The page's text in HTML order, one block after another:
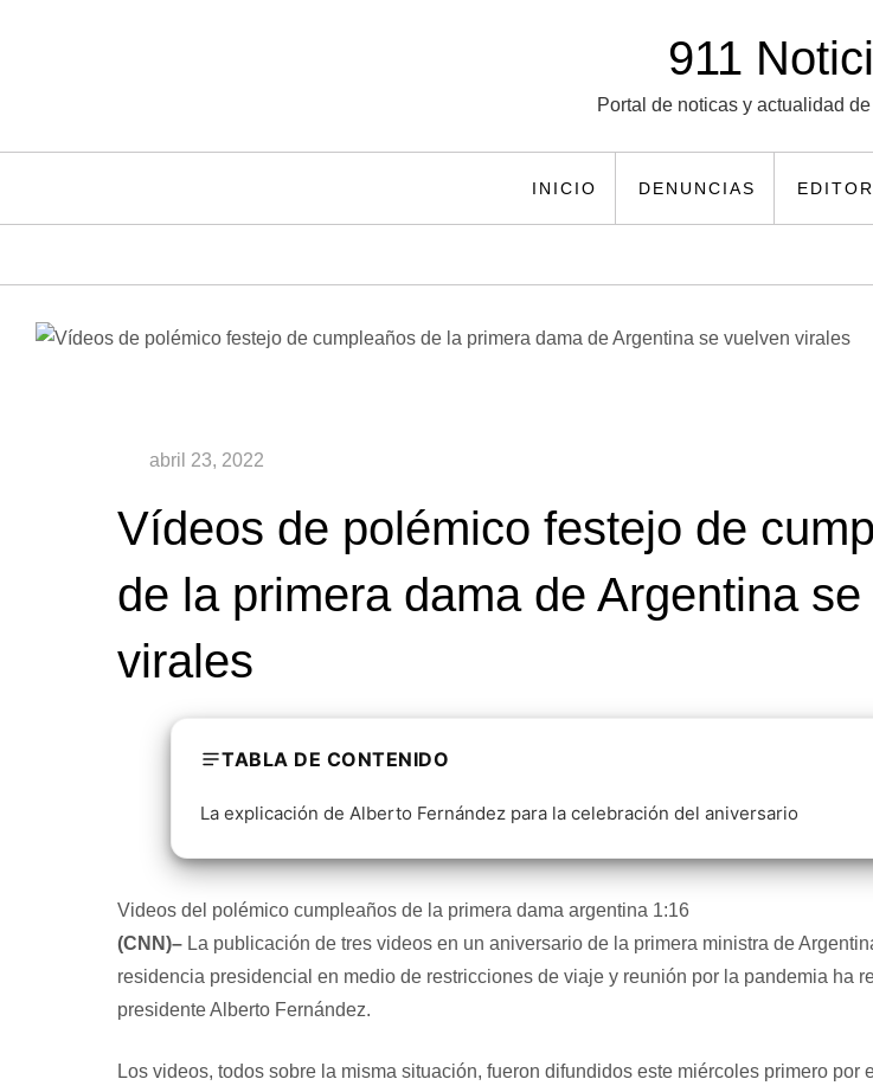
911
Portal de noticas y actualidad
INICIO DENUNCIAS
Vídeos de polémico festejo de
de la primera dama de Argentina
virales
TABLA DE CONTENIDO
La explicación de Alberto Fernández para la celebración del aniversario
Videos del polémico cumpleaños de la primera dama argentina 1:16
(CNN)–La publicación de tres videos en un aniversario de la primera ministra de
residencia presidencial en medio de restricciones de viaje y reunión por la pandemia ha
presidente Alberto Fernández.
Los videos, todos sobre la misma situación, fueron difundidos este miércoles primero por